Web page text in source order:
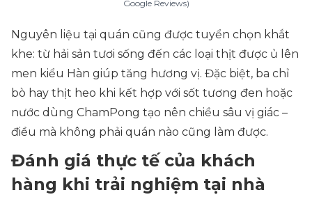
Google Reviews)
Nguyên liệu tại quán cũng được tuyển chọn khắt
khe: từ hải sản tươi sống đến các loại thịt được ủ lên
men kiểu Hàn giúp tăng hương vị. Đặc biệt, ba chỉ
bò hay thịt heo khi kết hợp với sốt tương đen hoặc
nước dùng ChamPong tạo nên chiều sâu vị giác –
điều mà không phải quán nào cũng làm được.
Đánh giá thực tế của khách
hàng khi trải nghiệm tại nhà